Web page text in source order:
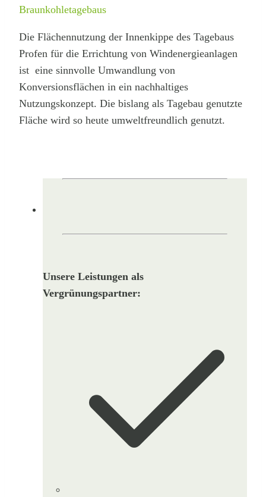
Braunkohletagebaus
Die Flächennutzung der Innenkippe des Tagebaus
Profen für die Errichtung von Windenergieanlagen
ist eine sinnvolle Umwandlung von
Konversionsflächen in ein nachhaltiges
Nutzungskonzept. Die bislang als Tagebau genutzte
Fläche wird so heute umweltfreundlich genutzt.
Unsere Leistungen als
Vergrünungspartner: